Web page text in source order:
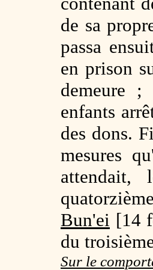
de sa
passa
en prison
demeure ;
enfants
des dons.
mesures
Bun'ei [14
du
Sur le